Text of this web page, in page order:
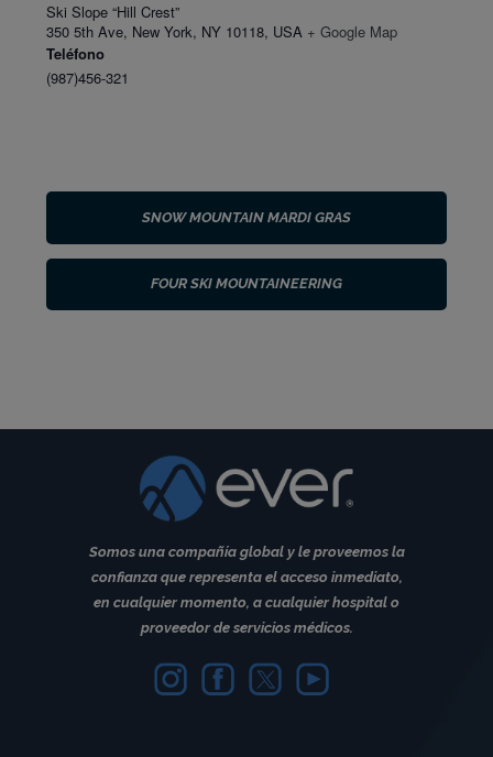
Ski Slope “Hill Crest”
350 5th Ave, New York, NY 10118, USA + Google Map
Teléfono
(987)456-321
SNOW MOUNTAIN MARDI GRAS
FOUR SKI MOUNTAINEERING
Somos una compañía global y le proveemos la
confianza que representa el acceso inmediato,
en cualquier momento, a cualquier hospital o
proveedor de servicios médicos.